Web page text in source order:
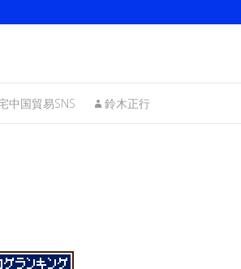
中国貿易SNS 鈴木正行